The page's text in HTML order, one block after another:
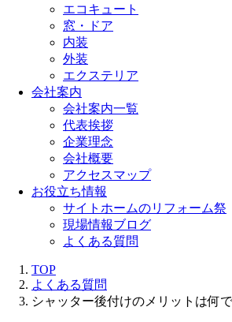
エコキュート
窓・ドア
内装
外装
エクステリア
会社案内
会社案内一覧
代表挨拶
企業理念
会社概要
アクセスマップ
お役立ち情報
サイトホームのリフォーム祭
現場情報ブログ
よくある質問
TOP
よくある質問
シャッター後付けのメリットは何